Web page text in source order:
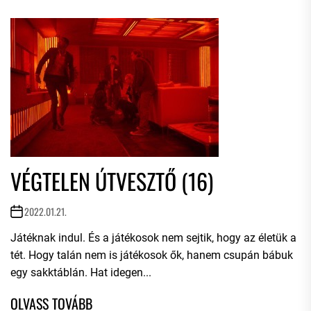
VÉGTELEN ÚTVESZTŐ (16)
2022.01.21.
Játéknak indul. És a játékosok nem sejtik, hogy az életük a
tét. Hogy talán nem is játékosok ők, hanem csupán bábuk
egy sakktáblán. Hat idegen...